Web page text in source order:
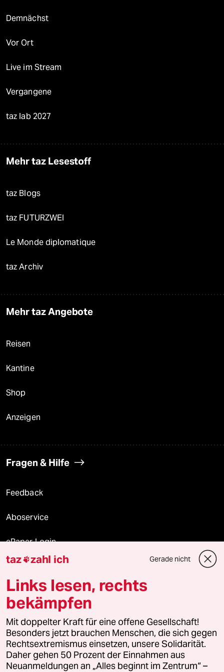
Demnächst
Vor Ort
Live im Stream
Vergangene
taz lab 2027
Mehr taz Lesestoff
taz Blogs
taz FUTURZWEI
Le Monde diplomatique
taz Archiv
Mehr taz Angebote
Reisen
Kantine
Shop
Anzeigen
Fragen & Hilfe
Feedback
Aboservice
ePaper Login
Downloads für Abonnierende
© 2026 taz Verlags und Vertriebs GmbH
Alle Rechte vorbehalten. Bei rechtlichen Fragen oder für Genehmigungen
wenden Sie sich bitte an
lizenzen@taz.de
Feedback Redaktionsstatut Kommune-Richtlinien
taz zahl ich Gerade nicht
Links lesen, rechts
bekämpfen
Mit doppelter Kraft für eine offene Gesellschaft!
Besonders jetzt brauchen Menschen, die sich gegen
Rechtsextremismus einsetzen, unsere Solidarität.
Daher gehen 50 Prozent der Einnahmen aus
Neuanmeldungen an „Alles beginnt im Zentrum“ –